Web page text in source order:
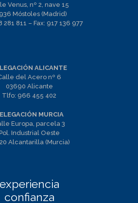
Venus, nº 2, nave 15
Móstoles (Madrid)
281 811 – Fax: 917 136 977
ALICANTE
del Acero nº 6
03690 Alicante
Tlfo: 966 455 402
MURCIA
Europa, parcela 3
Industrial Oeste
Alcantarilla (Murcia)
experiencia
confianza